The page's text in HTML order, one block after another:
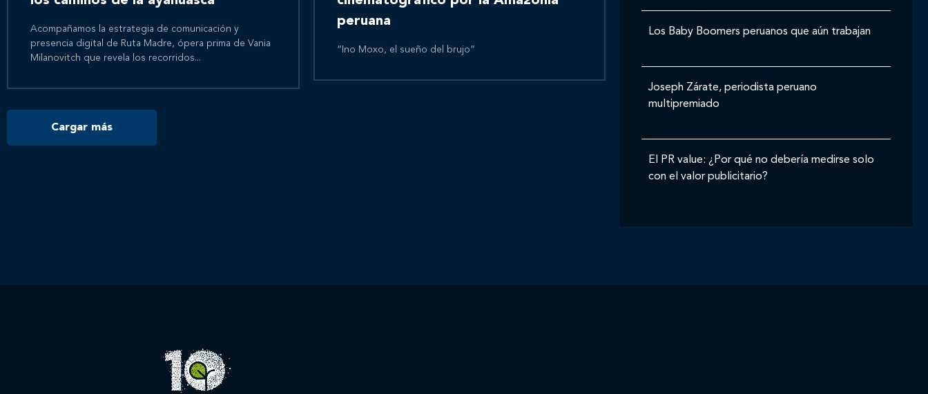
Acompañamos la estrategia de comunicación y
presencia digital de Ruta Madre, ópera prima de Vania
Milanovitch que revela los recorridos...
peruana
“Ino Moxo, el sueño del brujo”
Cargar más
Los Baby Boomers peruanos que aún trabajan
Joseph Zárate, periodista peruano
multipremiado
El PR value: ¿Por qué no debería medirse solo
con el valor publicitario?